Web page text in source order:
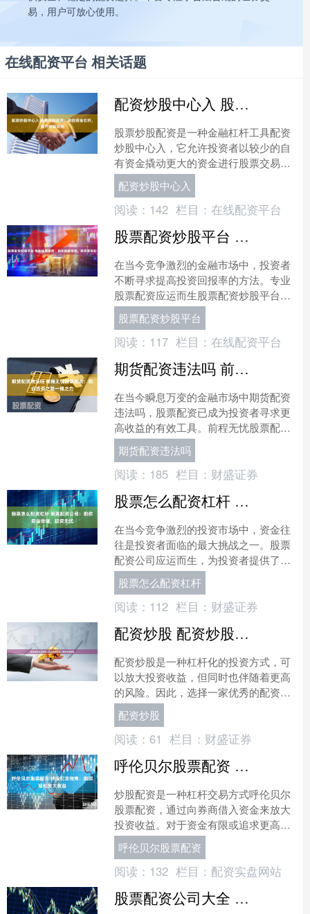
易，用户可放心使用。
在线配资平台 相关话题
配资炒股中心入 股票炒股配资：助你资金杠杆，提升收益空间
股票炒股配资是一种金融杠杆工具配资
炒股中心入，它允许投资者以较少的自
有资金撬动更大的资金进行股票交易。
通过配资，投资者可以放大收益空间，
同时也能放大风险。 * ....
配资炒股中心入
阅读： 142 栏目： 在线配资平台
股票配资炒股平台 专业股票配资：助你资金倍增，投资更轻松
在当今竞争激烈的金融市场中，投资者
不断寻求提高投资回报率的方法。专业
股票配资应运而生股票配资炒股平台，
为投资者提供了利用杠杆效应放大其投
资组合的独特机会。 1.....
股票配资炒股平台
阅读： 117 栏目： 在线配资平台
期货配资违法吗 前程无忧股票配资：助你投资之路一臂之力
在当今瞬息万变的金融市场中期货配资
违法吗，股票配资已成为投资者寻求更
高收益的有效工具。前程无忧股票配资
平台凭借其专业性、安全性、便捷性，
为投资者提供了一臂之力。....
期货配资违法吗
阅读： 185 栏目： 财盛证券
股票怎么配资杠杆 股票配资公司：助你资金倍增，投资无忧
在当今竞争激烈的投资市场中，资金往
往是投资者面临的最大挑战之一。股票
配资公司应运而生，为投资者提供了一
种杠杆化投资的方式，帮助他们放大资
金股票怎么配资杠杆，实现....
股票怎么配资杠杆
阅读： 112 栏目： 财盛证券
配资炒股 配资炒股，选择优秀配资，助你财富增值
配资炒股是一种杠杆化的投资方式，可
以放大投资收益，但同时也伴随着更高
的风险。因此，选择一家优秀的配资公
司配资炒股至关重要。 易配资股票的门
槛非常低，一般只需要几....
配资炒股
阅读： 61 栏目： 财盛证券
呼伦贝尔股票配资 炒股配资指南：助你轻松放大收益
炒股配资是一种杠杆交易方式呼伦贝尔
股票配资，通过向券商借入资金来放大
投资收益。对于资金有限或追求更高收
益的投资者来说，配资是一个不错的选
择。 股票配资交易软件允....
呼伦贝尔股票配资
阅读： 132 栏目： 配资实盘网站
股票配资公司大全 股票配资知识网：助你投资决策，把握市场先机